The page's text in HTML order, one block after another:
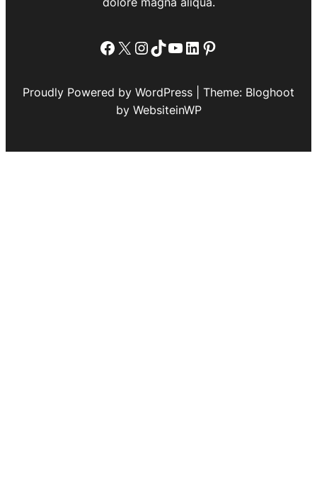
Facebook
X Instagram
TikTok
YouTube
LinkedIn
Pinterest
Proudly Powered by WordPress | Theme: Bloghoot
by WebsiteinWP